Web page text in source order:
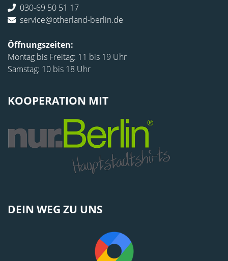
030-69 50 51 17
service@otherland-berlin.de
Öffnungszeiten:
Montag bis Freitag: 11 bis 19 Uhr
Samstag: 10 bis 18 Uhr
KOOPERATION MIT
DEIN WEG ZU UNS